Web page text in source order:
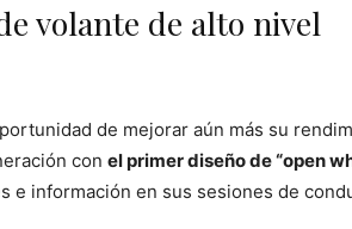
volante de alto nivel
de mejorar aún más su
con el primer diseño de “open
e información en sus sesiones de